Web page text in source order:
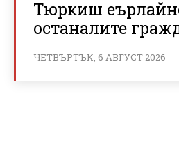
Тюркиш
останалите
ЧЕТВЪРТЪК, 6 АВГУСТ 2026